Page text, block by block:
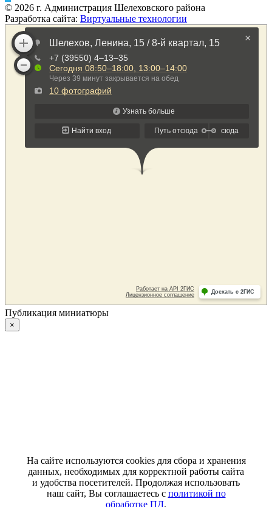
© 2026 г. Администрация Шелеховского района
Разработка сайта: Виртуальные технологии
Публикация миниатюры
×
На сайте используются cookies для сбора и хранения
данных, необходимых для корректной работы сайта
и удобства посетителей. Продолжая использовать
наш сайт, Вы соглашаетесь с политикой по
обработке ПД.